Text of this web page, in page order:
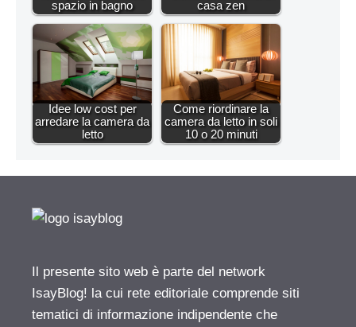
spazio in bagno
casa zen
Idee low cost per
arredare la camera da
letto
Come riordinare la
camera da letto in soli
10 o 20 minuti
Il presente sito web è parte del network
IsayBlog! la cui rete editoriale comprende siti
tematici di informazione indipendente che